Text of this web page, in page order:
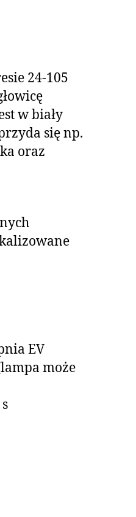
24-105
w biały
się np.
oraz
EV
może